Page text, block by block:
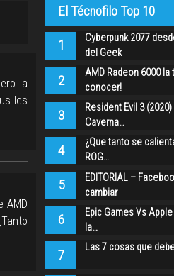
la
les
AMD
El Técnofilo Top 10
1
Cyberpunk 2077
del Geek
2
AMD Radeon 6000
conocer!
3
Resident Evil 3
Caverna…
4
¿Que tanto se
ROG…
5
EDITORIAL –
cambiar
6
Epic Games Vs
la…
7 Las 7 cosas que